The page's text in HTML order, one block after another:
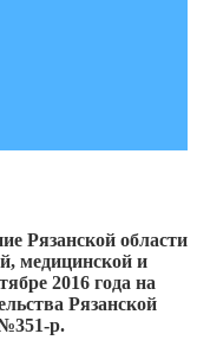
Рязанской области
медицинской и
2016года на
Рязанской
№351-р.